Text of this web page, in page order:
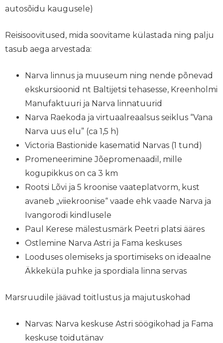
autosõidu kaugusele)
Reisisoovitused, mida soovitame külastada ning palju
tasub aega arvestada:
Narva linnus ja muuseum ning nende põnevad
ekskursioonid nt Baltijetsi tehasesse, Kreenholmi
Manufaktuuri ja Narva linnatuurid
Narva Raekoda ja virtuaalreaalsus seiklus “Vana
Narva uus elu” (ca 1,5 h)
Victoria Bastionide kasematid Narvas (1 tund)
Promeneerimine Jõepromenaadil, mille
kogupikkus on ca 3 km
Rootsi Lõvi ja 5 kroonise vaateplatvorm, kust
avaneb „viiekroonise“ vaade ehk vaade Narva ja
Ivangorodi kindlusele
Paul Kerese mälestusmärk Peetri platsi ääres
Ostlemine Narva Astri ja Fama keskuses
Looduses olemiseks ja sportimiseks on ideaalne
Äkkeküla puhke ja spordiala linna servas
Marsruudile jäävad toitlustus ja majutuskohad
Narvas: Narva keskuse Astri söögikohad ja Fama
keskuse toidutänav